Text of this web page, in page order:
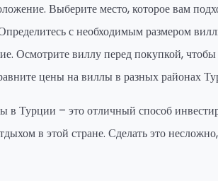
Выберите место, которое вам
с необходимым размером
Осмотрите виллу перед покупкой,
цены на виллы в разных районах
в Турции – это отличный способ
в этой стране. Сделать это